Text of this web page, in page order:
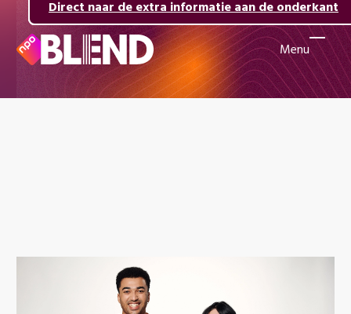
Direct naar de inhoud
Direct naar de hoofdnavigatie
Direct naar de extra informatie aan de onderkant
Menu